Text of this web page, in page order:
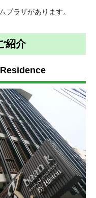
プラザがあります。
紹介